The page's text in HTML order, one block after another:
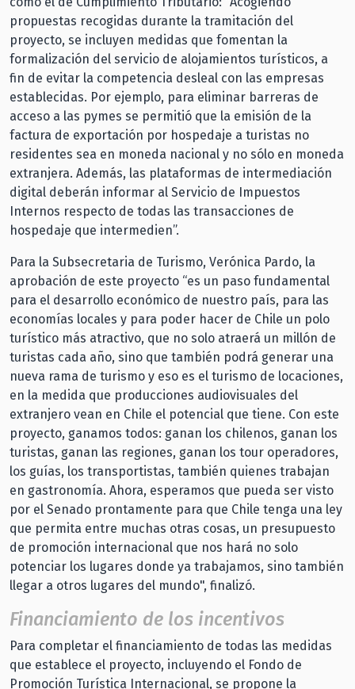
propuestas recogidas durante la tramitación del
proyecto, se incluyen medidas que fomentan la
formalización del servicio de alojamientos turísticos, a
fin de evitar la competencia desleal con las empresas
establecidas. Por ejemplo, para eliminar barreras de
acceso a las pymes se permitió que la emisión de la
factura de exportación por hospedaje a turistas no
residentes sea en moneda nacional y no sólo en moneda
extranjera. Además, las plataformas de intermediación
digital deberán informar al Servicio de Impuestos
Internos respecto de todas las transacciones de
hospedaje que intermedien”.
Para la Subsecretaria de Turismo, Verónica Pardo, la
aprobación de este proyecto “es un paso fundamental
para el desarrollo económico de nuestro país, para las
economías locales y para poder hacer de Chile un polo
turístico más atractivo, que no solo atraerá un millón de
turistas cada año, sino que también podrá generar una
nueva rama de turismo y eso es el turismo de locaciones,
en la medida que producciones audiovisuales del
extranjero vean en Chile el potencial que tiene. Con este
proyecto, ganamos todos: ganan los chilenos, ganan los
turistas, ganan las regiones, ganan los tour operadores,
los guías, los transportistas, también quienes trabajan
en gastronomía. Ahora, esperamos que pueda ser visto
por el Senado prontamente para que Chile tenga una ley
que permita entre muchas otras cosas, un presupuesto
de promoción internacional que nos hará no solo
potenciar los lugares donde ya trabajamos, sino también
llegar a otros lugares del mundo", finalizó.
Financiamiento de los incentivos
Para completar el financiamiento de todas las medidas
que establece el proyecto, incluyendo el Fondo de
Promoción Turística Internacional, se propone la